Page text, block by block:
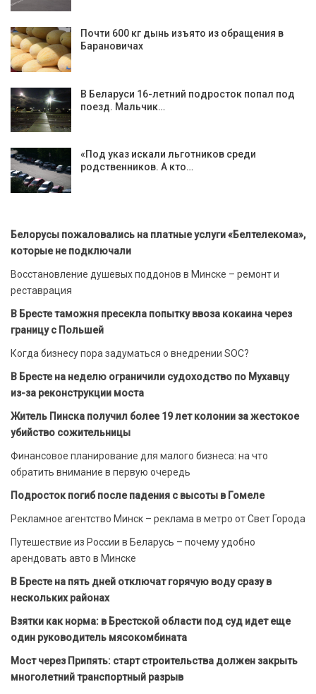
Почти 600 кг дынь изъято из обращения в
Барановичах
В Беларуси 16-летний подросток попал под
поезд. Мальчик…
«Под указ искали льготников среди
родственников. А кто…
Белорусы пожаловались на платные услуги «Белтелекома»,
которые не подключали
Восстановление душевых поддонов в Минске – ремонт и
реставрация
В Бресте таможня пресекла попытку ввоза кокаина через
границу с Польшей
Когда бизнесу пора задуматься о внедрении SOC?
В Бресте на неделю ограничили судоходство по Мухавцу
из-за реконструкции моста
Житель Пинска получил более 19 лет колонии за жестокое
убийство сожительницы
Финансовое планирование для малого бизнеса: на что
обратить внимание в первую очередь
Подросток погиб после падения с высоты в Гомеле
Рекламное агентство Минск – реклама в метро от Свет Города
Путешествие из России в Беларусь – почему удобно
арендовать авто в Минске
В Бресте на пять дней отключат горячую воду сразу в
нескольких районах
Взятки как норма: в Брестской области под суд идет еще
один руководитель мясокомбината
Мост через Припять: старт строительства должен закрыть
многолетний транспортный разрыв